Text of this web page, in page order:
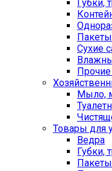
Губки,
Сухие
Мыло,
Товары для
Ведра
Губки,